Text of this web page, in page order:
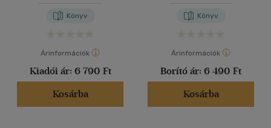
Könyv
Árinformációk
Kiadói ár: 6 790 Ft
Kosárba
Könyv
Árinformációk
Borító ár: 6 490 Ft
Kosárba